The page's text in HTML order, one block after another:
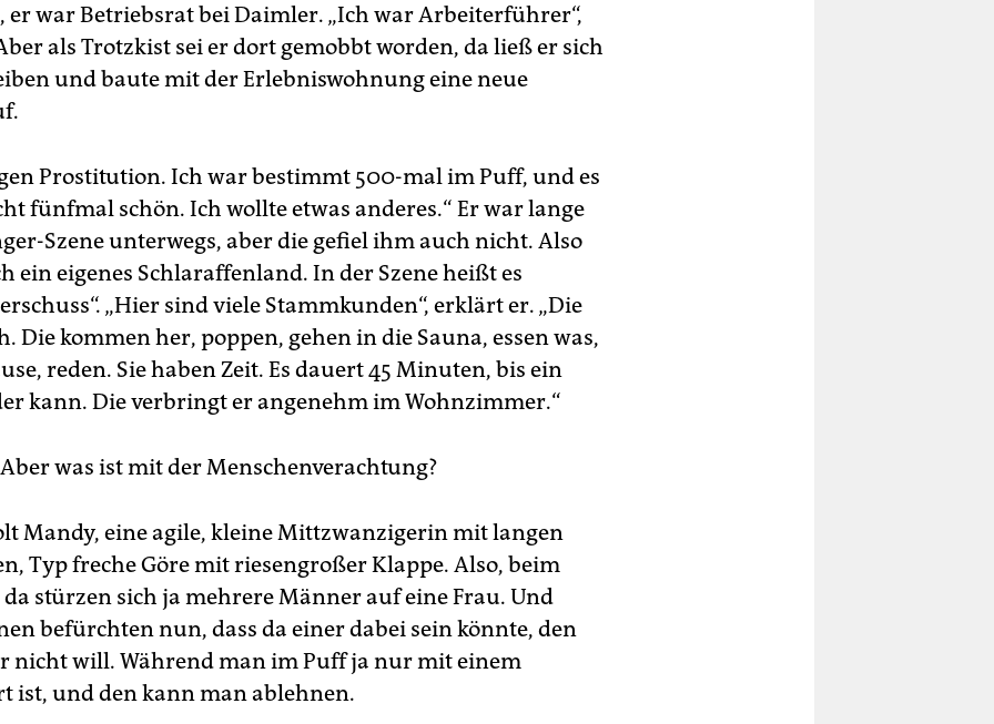
er war Betriebsrat bei Daimler. „Ich war Arbeiterführer“,
als Trotzkist sei er dort gemobbt worden, da ließ er sich
und baute mit der Erlebniswohnung eine neue
Prostitution. Ich war bestimmt 500-mal im Puff, und es
fünfmal schön. Ich wollte etwas anderes.“ Er war lange
Szene unterwegs, aber die gefiel ihm auch nicht. Also
ein eigenes Schlaraffenland. In der Szene heißt es
„Hier sind viele Stammkunden“, erklärt er. „Die
Die kommen her, poppen, gehen in die Sauna, essen was,
reden. Sie haben Zeit. Es dauert 45 Minuten, bis ein
kann. Die verbringt er angenehm im Wohnzimmer.“
was ist mit der Menschenverachtung?
Mandy, eine agile, kleine Mittzwanzigerin mit langen
Typ freche Göre mit riesengroßer Klappe. Also, beim
stürzen sich ja mehrere Männer auf eine Frau. Und
befürchten nun, dass da einer dabei sein könnte, den
nicht will. Während man im Puff ja nur mit einem
ist, und den kann man ablehnen.